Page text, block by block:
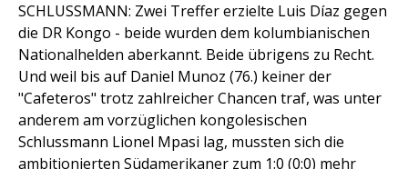
SCHLUSSMANN: Zwei Treffer erzielte Luis Díaz gegen
die DR Kongo - beide wurden dem kolumbianischen
Nationalhelden aberkannt. Beide übrigens zu Recht.
Und weil bis auf Daniel Munoz (76.) keiner der
"Cafeteros" trotz zahlreicher Chancen traf, was unter
anderem am vorzüglichen kongolesischen
Schlussmann Lionel Mpasi lag, mussten sich die
ambitionierten Südamerikaner zum 1:0 (0:0) mehr